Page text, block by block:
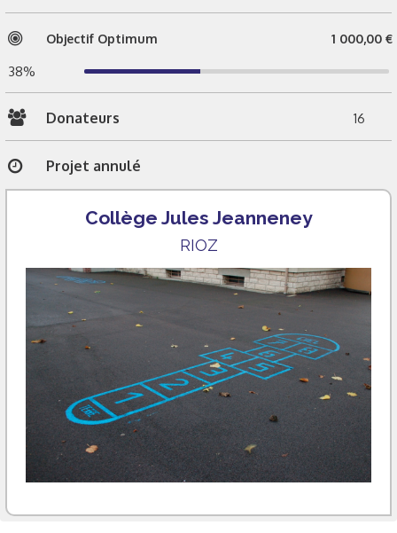
Objectif Optimum 1 000,00 €
38%
Donateurs 16
Projet annulé
Collège Jules Jeanneney
RIOZ